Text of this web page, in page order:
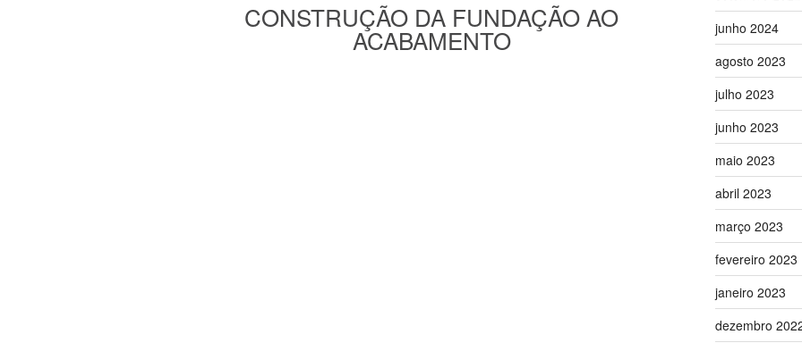
CONSTRUÇÃO DA FUNDAÇÃO AO
ACABAMENTO
junho 2024
agosto 2023
julho 2023
junho 2023
maio 2023
abril 2023
março 2023
fevereiro 2023
janeiro 2023
dezembro